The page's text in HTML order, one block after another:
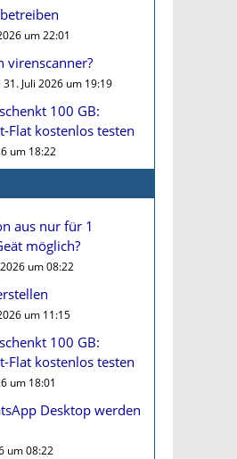
um 22:01
virenscanner?
31. Juli 2026 um 19:19
100 GB:
Flat kostenlos testen
um 18:22
aus nur für 1
möglich?
um 08:22
um 11:15
100 GB:
Flat kostenlos testen
um 18:01
Desktop werden
um 08:22